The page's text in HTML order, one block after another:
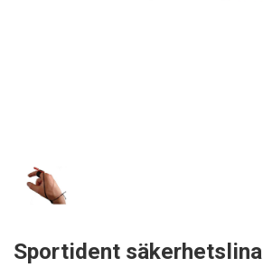
Sportident säkerhetslina